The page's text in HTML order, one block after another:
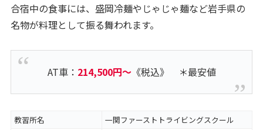
合宿中の食事には、盛岡冷麺やじゃじゃ麺など岩手県の
名物が料理として振る舞われます。
AT車： 214,500円～《税込》 ＊最安値
教習所名
一関ファーストトライビングスクール